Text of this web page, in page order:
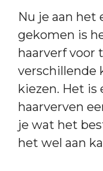
Nu je aan
gekomen is
haarverf voor
verschillende
kiezen. Het is
haarverven
je wat het
het wel aan